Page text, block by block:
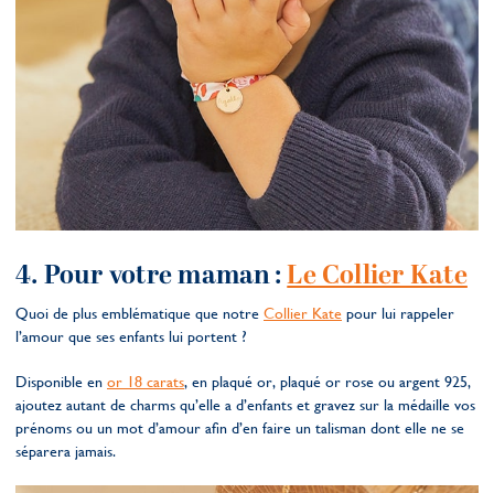
4. Pour votre maman :Le Collier Kate
Quoi de plus emblématique que notre Collier Kate pour lui rappeler
l’amour que ses enfants lui portent ?
Disponible en or 18 carats, en plaqué or, plaqué or rose ou argent 925,
ajoutez autant de charms qu’elle a d’enfants et gravez sur la médaille vos
prénoms ou un mot d’amour afin d’en faire un talisman dont elle ne se
séparera jamais.